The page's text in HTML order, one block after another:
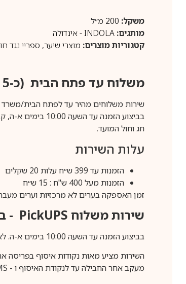
משקל:
מותגים: INDOLA - אינדולה
קטגוריות מוצרים: מוצרי שיער, ספריי נגד
משלוח עד פתח הבית (כ-5 ימי עסקים)
שירות משלוחים מהיר עד לפתח הבית/משרד (בערים
חג וחול המועד.
עלות השירות
הזמנות עד 399 ש״ח עלות 20 שקלים
הזמנות מעל 400 ש"ח : 15 ש״ח
זמן האספקה בערים לא מרכזיות וערים מעבר לקו הירוק
שירות משלוח PickUPS
-
בביצוע הזמנה עד השעה 10:00 בימים א-ה. לא כולל שישי-שבת,ערבי חג וחול המועד.
השירות מציע מאות נקודות איסוף בפריסה
מעקב אחר החבילה עד לנקודת האיסוף ו -